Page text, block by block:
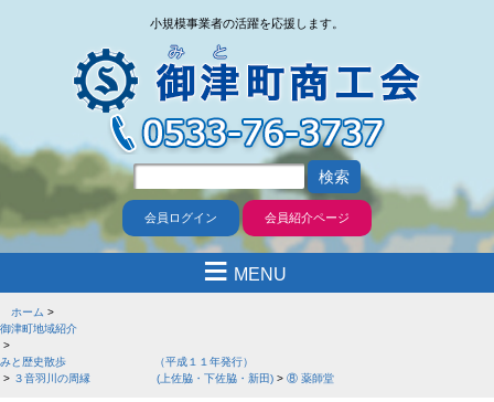
小規模事業者の活躍を応援します。
会員ログイン 会員紹介ページ
≡ MENU
ホーム
御津町地域紹介
みと歴史散歩 （平成１１年発行）
３音羽川の周縁 (上佐脇・下佐脇・新田)
⑧ 薬師堂